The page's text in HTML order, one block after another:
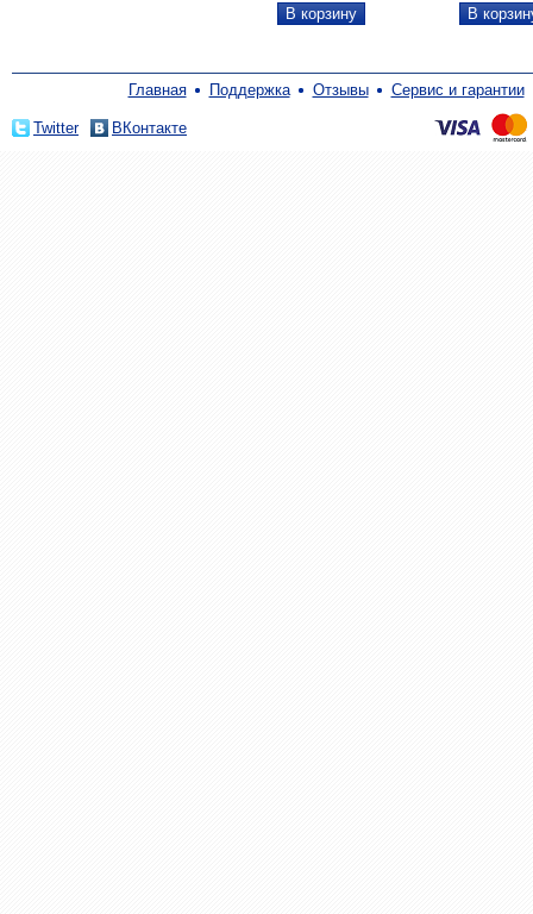
Главная Поддержка Отзывы Сервис и гарантии
Twitter ВКонтакте